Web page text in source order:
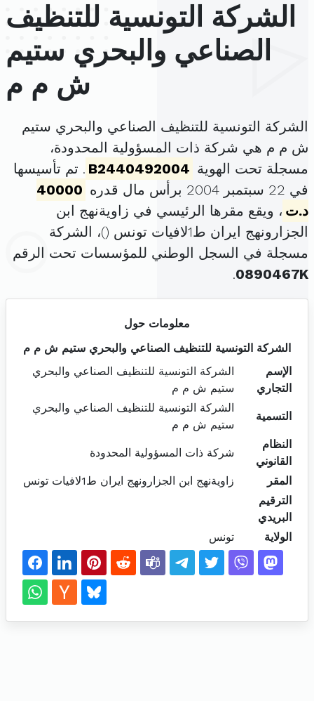
الشركة التونسية للتنظيف
الصناعي والبحري ستيم
ش م م
الشركة التونسية للتنظيف الصناعي والبحري ستيم
ش م م هي شركة ذات المسؤولية المحدودة،
مسجلة تحت الهوية B2440492004 . تم تأسيسها
في 22 سبتمبر 2004 برأس مال قدره
40000
د.ت ، ويقع مقرها الرئيسي في زاويةنهج ابن
الجزارونهج ايران ط1لافيات تونس (
)، الشركة
مسجلة في السجل الوطني للمؤسسات تحت الرقم
0890467K
.
معلومات حول
الشركة التونسية للتنظيف الصناعي والبحري ستيم ش م م
الإسم
التجاري
الشركة التونسية للتنظيف الصناعي والبحري
ستيم ش م م
التسمية
الشركة التونسية للتنظيف الصناعي والبحري
ستيم ش م م
النظام
القانوني
شركة ذات المسؤولية المحدودة
المقر
زاويةنهج ابن الجزارونهج ايران ط1لافيات تونس
الترقيم
البريدي
الولاية
تونس